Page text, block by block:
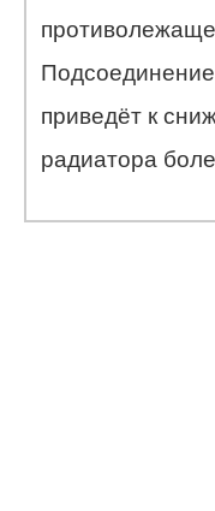
приведёт к
радиатора